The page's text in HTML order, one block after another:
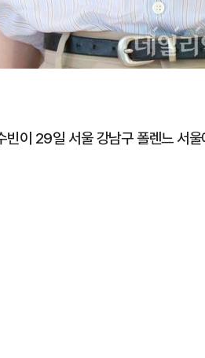
빈이 29일 서울 강남구 폴렌느 서